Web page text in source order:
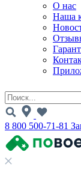
О нас
Наша
8 800 500-71-81